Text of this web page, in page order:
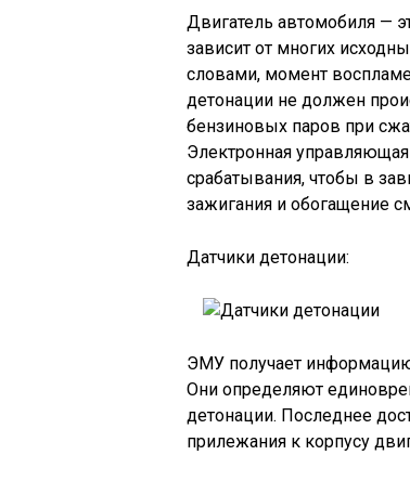
Двигатель автомобиля —
зависит от многих
словами, момент
детонации не должен
бензиновых паров при
Электронная
срабатывания, чтобы в
зажигания и обогащение
Датчики детонации:
ЭМУ получает
Они определяют
детонации. Последнее
прилежания к корпусу